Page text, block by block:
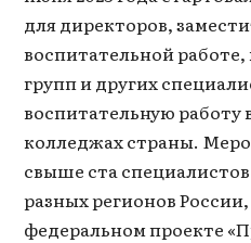
для директоров,
воспитательной
групп и других
воспитательную работу
колледжах страны.
свыше ста
разных регионов
федеральном проекте